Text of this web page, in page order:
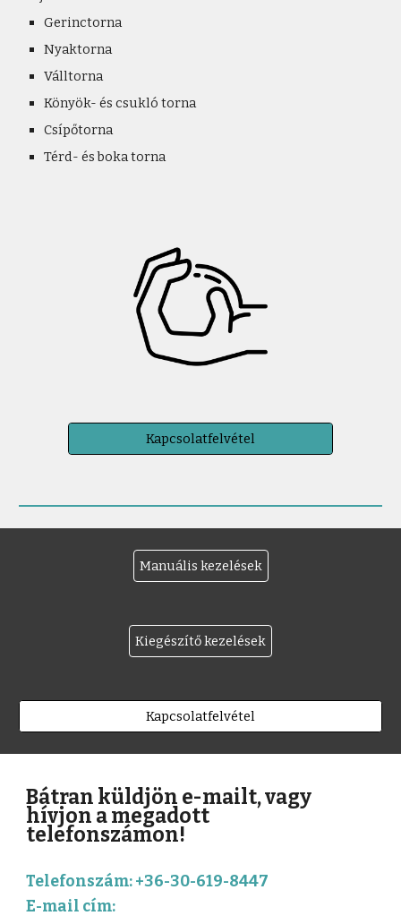
Gerinctorna
Nyaktorna
Válltorna
Könyök- és csukló torna
Csípőtorna
Térd- és boka torna
Kapcsolatfelvétel
Manuális kezelések
Kiegészítő kezelések
Kapcsolatfelvétel
Bátran küldjön e-mailt, vagy
hívjon a megadott
telefonszámon!
Telefonszám: +36-30-619-8447
E-mail cím: